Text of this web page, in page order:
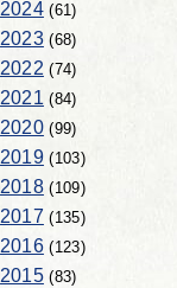
2024(61)
2023(68)
2022(74)
2021(84)
2020(99)
2019(103)
2018(109)
2017 (135)
2016(123)
2015(83)